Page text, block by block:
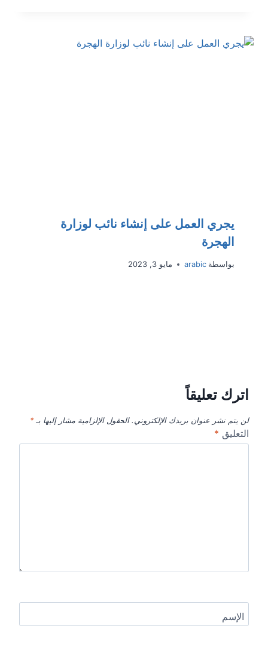
يجري العمل على إنشاء نائب لوزارة
الهجرة
بواسطة arabic مايو 3, 2023
اترك تعليقاً
لن يتم نشر عنوان بريدك الإلكتروني. الحقول الإلزامية مشار إليها بـ*
التعليق *
الإسم